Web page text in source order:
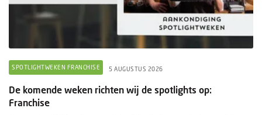
SPOTLIGHTWEKEN FRANCHISE 5 AUGUSTUS 2026
De komende weken richten wij de spotlights op:
Franchise